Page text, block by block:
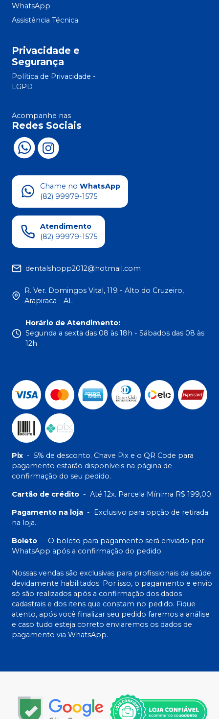
WhatsApp
Assistência Técnica
Privacidade e
Segurança
Política de Privacidade -
LGPD
Acompanhe nas
Redes Sociais
Chame no WhatsApp
(82) 99979-1575
Atendimento
(82) 99979-1575
dentalshopp2012@hotmail.com
R. Ver. Domingos Vital, 119 - Alto do Cruzeiro,
Arapiraca - AL
Horário de Atendimento:
Segunda a sexta das 08 às 18h - Sábados das 08 às
12h
Pix - 5% de desconto. Chave Pix e o QR Code para
pagamento estarão disponíveis na página de
confirmação do seu pedido.
Cartão de crédito - Até 12x. Parcela Mínima R$ 199,00.
Pagamento na loja - Exclusivo para opção de retirada
na loja.
Boleto - O boleto para pagamento será enviado por
WhatsApp após a confirmação do pedido.
Nossas vendas são exclusivas para profissionais da saúde
devidamente habilitados. Por isso, o pagamento e envio
só são realizados após a confirmação dos dados
cadastrais e dos itens que constam no pedido. Fique
atento, após você finalizar seu pedido faremos a análise
e caso tudo esteja correto enviaremos os dados de
pagamento via WhatsApp.